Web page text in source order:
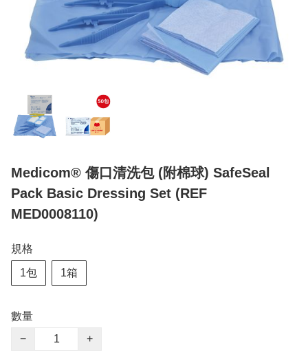
Medicom® 傷口清洗包 (附棉球) SafeSeal
Pack Basic Dressing Set (REF
MED0008110)
規格
1包 1箱
數量
−
+